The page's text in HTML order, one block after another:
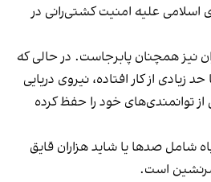
اسلامی علیه امنیت کشتی‌رانی در
نیز همچنان پابرجاست. در حالی که
زیادی از کار افتاده، نیروی دریایی
توانمندی‌های خود را حفظ کرده
شامل صدها یا شاید هزاران قایق
است.